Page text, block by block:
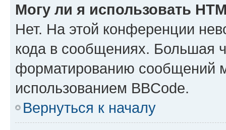
Могу ли я использовать
Нет. На этой конференции
кода в сообщениях. Большая
форматированию сообщений
использованием BBCode.
Вернуться к началу